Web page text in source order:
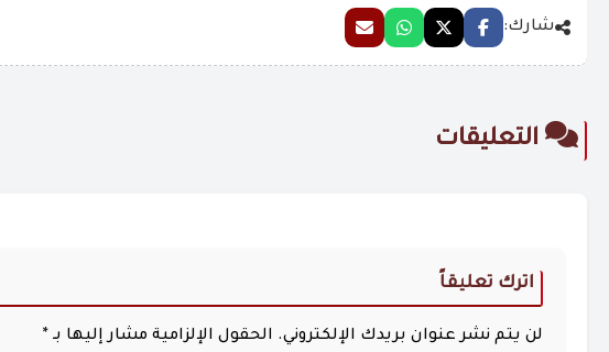
شارك:
التعليقات
اترك تعليقاً
لن يتم نشر عنوان بريدك الإلكتروني. الحقول الإلزامية مشار إليها بـ *